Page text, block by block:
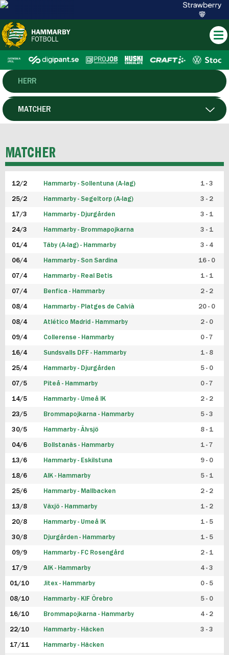
HERR
DAM
P19
F19
FUTSAL HERR
FUTSAL DAM
MATCHER
MATCHER
12/2 Hammarby - Sollentuna (A-lag) 1 - 3
25/2 Hammarby - Segeltorp (A-lag) 3 - 2
17/3 Hammarby - Djurgården 3 - 1
24/3 Hammarby - Brommapojkarna 3 - 1
01/4 Täby (A-lag) - Hammarby 3 - 4
06/4 Hammarby - Son Sardina 16 - 0
07/4 Hammarby - Real Betis 1 - 1
07/4 Benfica - Hammarby 2 - 2
08/4 Hammarby - Platges de Calvià 20 - 0
08/4 Atlético Madrid - Hammarby 2 - 0
09/4 Collerense - Hammarby 0 - 7
16/4 Sundsvalls DFF - Hammarby 1 - 8
25/4 Hammarby - Djurgården 5 - 0
07/5 Piteå - Hammarby 0 - 7
14/5 Hammarby - Umeå IK 2 - 2
23/5 Brommapojkarna - Hammarby 5 - 3
30/5 Hammarby - Älvsjö 8 - 1
04/6 Bollstanäs - Hammarby 1 - 7
13/6 Hammarby - Eskilstuna 9 - 0
18/6 AIK - Hammarby 5 - 1
25/6 Hammarby - Mallbacken 2 - 2
13/8 Växjö - Hammarby 1 - 2
20/8 Hammarby - Umeå IK 1 - 5
30/8 Djurgården - Hammarby 1 - 5
09/9 Hammarby - FC Rosengård 2 - 1
17/9 AIK - Hammarby 4 - 3
01/10 Jitex - Hammarby 0 - 5
08/10 Hammarby - KIF Örebro 5 - 0
16/10 Brommapojkarna - Hammarby 4 - 2
22/10 Hammarby - Häcken 3 - 3
17/11 Hammarby - Häcken